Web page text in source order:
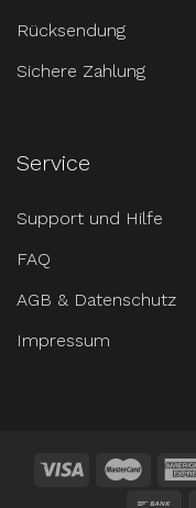
Rücksendung
Sichere Zahlung
Service
Support und Hilfe
FAQ
AGB & Datenschutz
Impressum